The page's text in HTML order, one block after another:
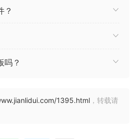
？
吗？
1395.html ，转载请